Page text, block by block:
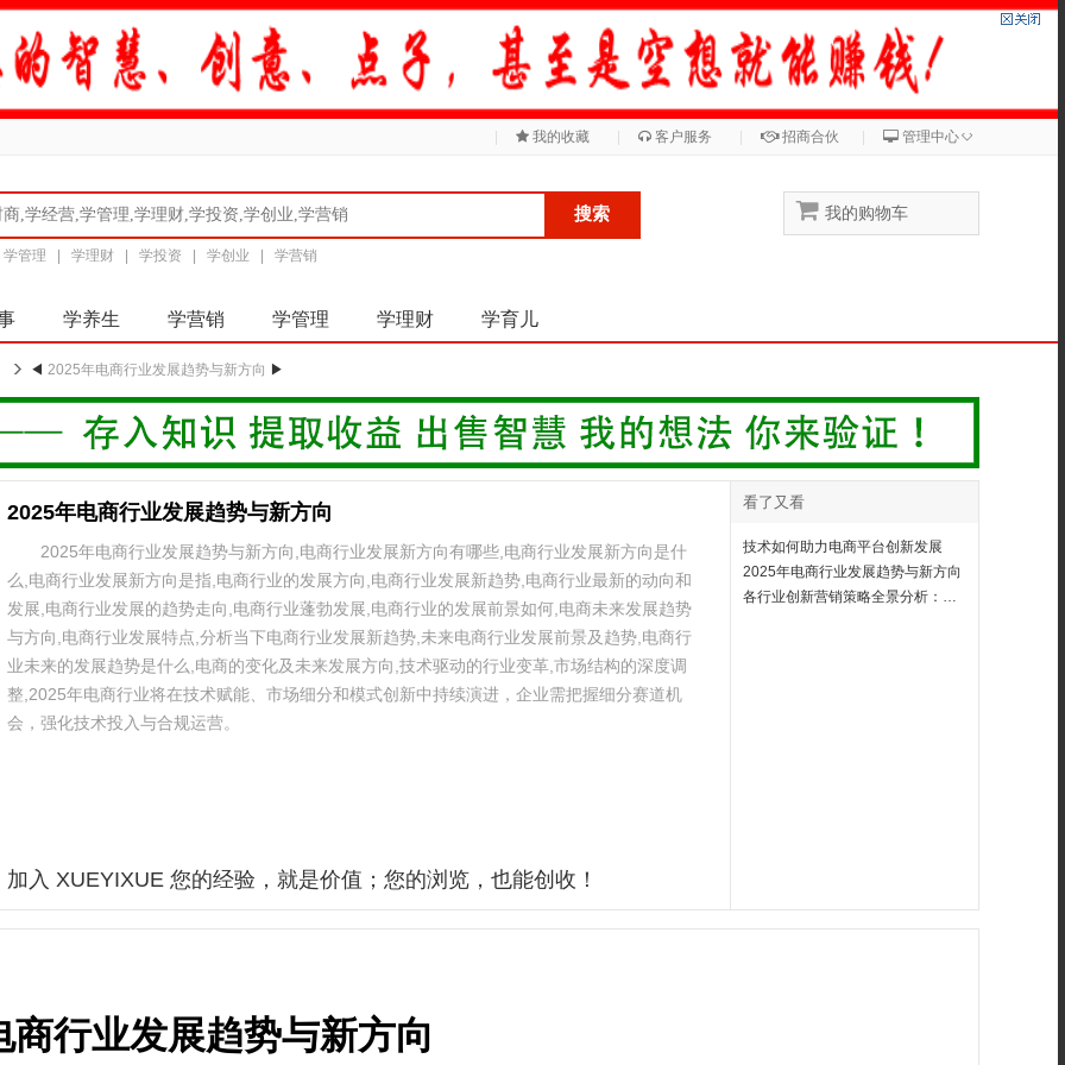
我的收藏 客户服务 招商合伙 管理中心◇
搜索
学管理 学理财 学投资 学创业 学营销
我的购物车
学养生 学营销 学管理 学理财 学育儿
◀ 2025年电商行业发展趋势与新方向 ▶
2025年电商行业发展趋势与新方向
2025年电商行业发展趋势与新方向,电商行业发展新方向有哪些,电商行业发展新方向是什
么,电商行业发展新方向是指,电商行业的发展方向,电商行业发展新趋势,电商行业最新的动向和
发展,电商行业发展的趋势走向,电商行业蓬勃发展,电商行业的发展前景如何,电商未来发展趋势
与方向,电商行业发展特点,分析当下电商行业发展新趋势,未来电商行业发展前景及趋势,电商行
业未来的发展趋势是什么,电商的变化及未来发展方向,技术驱动的行业变革,市场结构的深度调
整,2025年电商行业将在技术赋能、市场细分和模式创新中持续演进，企业需把握细分赛道机
会，强化技术投入与合规运营。
加入 XUEYIXUE 您的经验，就是价值；您的浏览，也能创收！
看了又看
技术如何助力电商平台创新发展
2025年电商行业发展趋势与新方向
各行业创新营销策略全景分析：从痛点突破到价值增长
商行业发展趋势与新方向